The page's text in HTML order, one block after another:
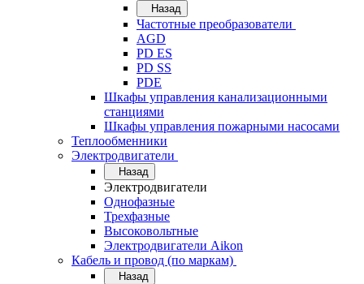
Назад
Частотные преобразователи
AGD
PD ES
PD SS
PDE
Шкафы управления канализационными
станциями
Шкафы управления пожарными насосами
Теплообменники
Электродвигатели
Назад
Электродвигатели
Однофазные
Трехфазные
Высоковольтные
Электродвигатели Aikon
Кабель и провод (по маркам)
Назад